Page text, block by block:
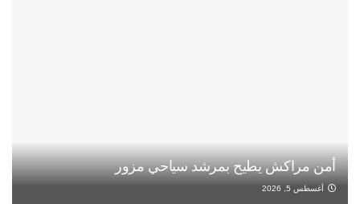
أمن مراكش يطيح بمرشد سياحي مزور
أغسطس 5, 2026